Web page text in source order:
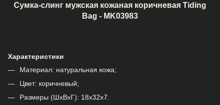
Сумка-слинг мужская кожаная коричневая Tiding
Bag - MK03983
Характеристики
Материал: натуральная кожа;
Цвет: коричневый;
Размеры (ШхВхГ): 18х32х7.